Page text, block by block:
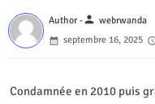
Author -person webrwanda
septembre 16, 2025
Condamnée en 2010 puis